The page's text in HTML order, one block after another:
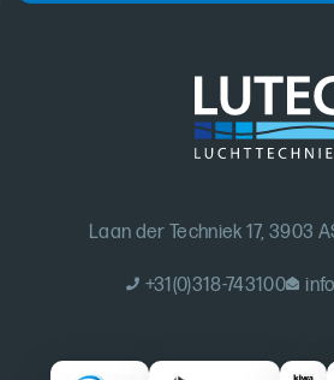
Laan der Techniek 17, 3903
+31(0)318-743100